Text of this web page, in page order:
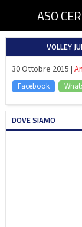
VOLLEY
30 Ottobre 2015 |
Facebook
DOVE SIAMO